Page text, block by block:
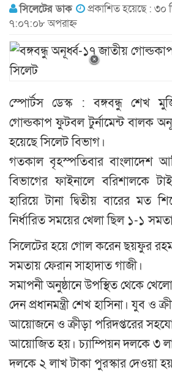
সিলেটের ডাক
প্রকাশিত হয়েছে : ৩০
৭:০৭:০৮ অপরাহ্ন
স্পোর্টস ডেস্ক : বঙ্গবন্ধু শেখ
গোল্ডকাপ ফুটবল টুর্নামেন্ট বালক
হয়েছে সিলেট বিভাগ।
গতকাল বৃহস্পতিবার বাংলাদেশ
বিভাগের ফাইনালে বরিশালকে
হারিয়ে টানা দ্বিতীয় বারের মত
নির্ধারিত সময়ের খেলা ছিল ১-১
সিলেটের হয়ে গোল করেন ছয়ফুর
সমতায় ফেরান সাহাদাত গাজী।
সমাপনী অনুষ্ঠানে উপস্থিত থেকে
দেন প্রধানমন্ত্রী শেখ হাসিনা। যুব ও
আয়োজনে ও ক্রীড়া পরিদপ্তরের
আয়োজিত হয়। চ্যাম্পিয়ন দলকে ৩
দলকে ২ লাখ টাকা পুরস্কার দেওয়া